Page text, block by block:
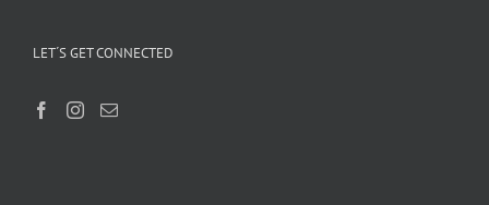
LET´S GET CONNECTED